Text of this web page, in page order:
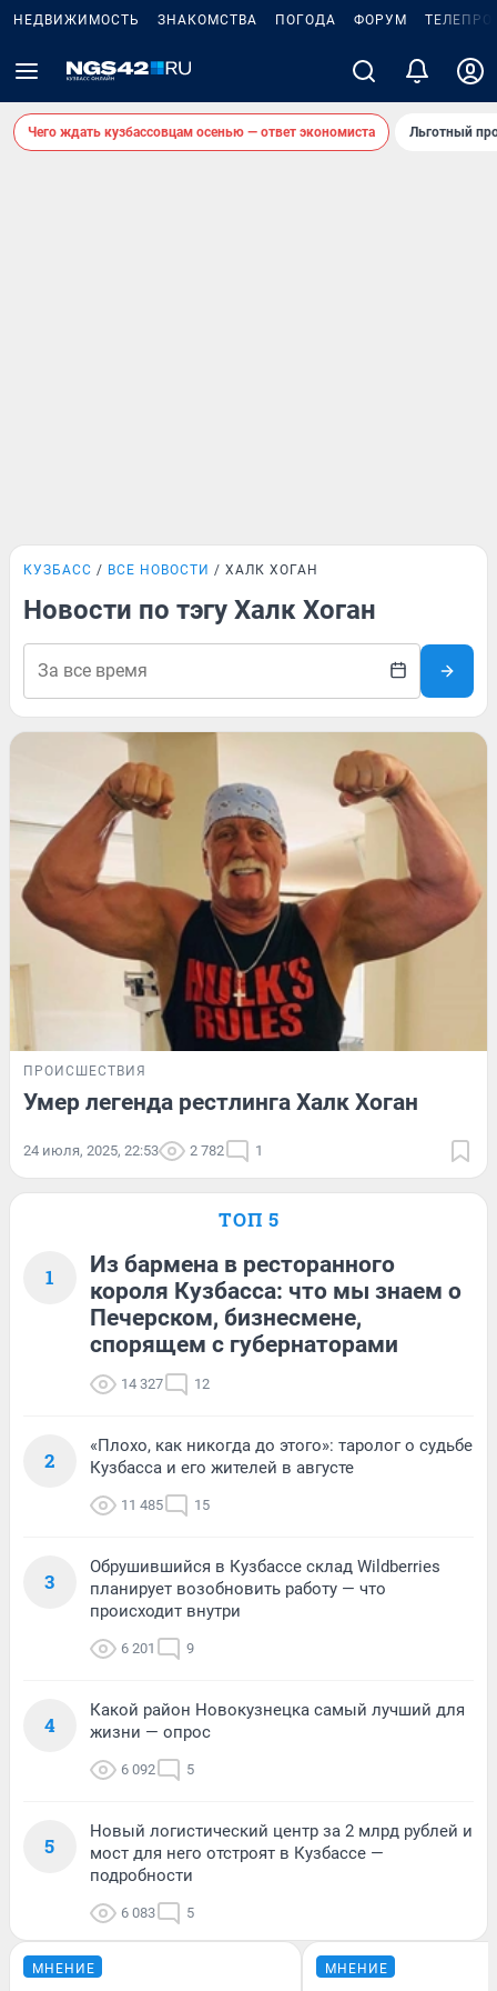
НЕДВИЖИМОСТЬ ЗНАКОМСТВА ПОГОДА ФОРУМ
Чего ждать кузбассовцам осенью — ответ экономиста Льготный
КУЗБАСС ВСЕ НОВОСТИ ХАЛК ХОГАН
Новости по тэгу Халк Хоган
ПРОИСШЕСТВИЯ
Умер легенда рестлинга Халк Хоган
24 июля, 2025, 22:53 2 782 1
ТОП 5
1
Из бармена в ресторанного
короля Кузбасса: что мы знаем о
Печерском, бизнесмене,
спорящем с губернаторами
14 327 12
2
«Плохо, как никогда до этого»: таролог о судьбе
Кузбасса и его жителей в августе
11 485 15
3
Обрушившийся в Кузбассе склад Wildberries
планирует возобновить работу — что
происходит внутри
6 201 9
4
Какой район Новокузнецка самый лучший для
жизни — опрос
6 092 5
5
Новый логистический центр за 2 млрд рублей и
мост для него отстроят в Кузбассе —
подробности
6 083 5
МНЕНИЕ МНЕНИЕ